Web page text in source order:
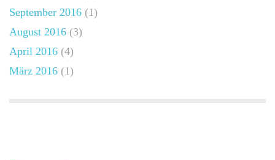
September 2016 (1)
August 2016 (3)
April 2016 (4)
März 2016 (1)